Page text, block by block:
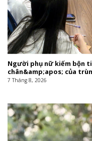
Người phụ nữ kiếm bộn
chân&amp;apos; của
7 Tháng 8, 2026